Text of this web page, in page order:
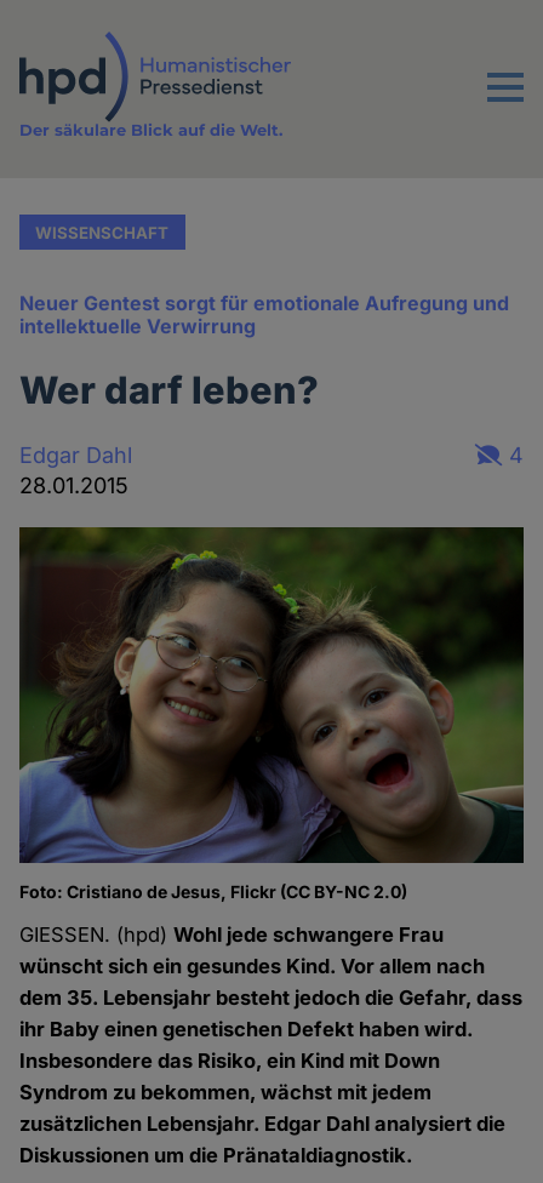
Inhalt
Menu
Der säkulare Blick auf die Welt.
WISSENSCHAFT
Neuer Gentest sorgt für emotionale Aufregung und
intellektuelle Verwirrung
Wer darf leben?
Edgar Dahl
28.01.2015
4
Foto: Cristiano de Jesus, Flickr (CC BY-NC 2.0)
GIESSEN. (hpd)Wohl jede schwangere Frau
wünscht sich ein gesundes Kind. Vor allem nach
dem 35. Lebensjahr besteht jedoch die Gefahr, dass
ihr Baby einen genetischen Defekt haben wird.
Insbesondere das Risiko, ein Kind mit Down
Syndrom zu bekommen, wächst mit jedem
zusätzlichen Lebensjahr. Edgar Dahl analysiert die
Diskussionen um die Pränataldiagnostik.